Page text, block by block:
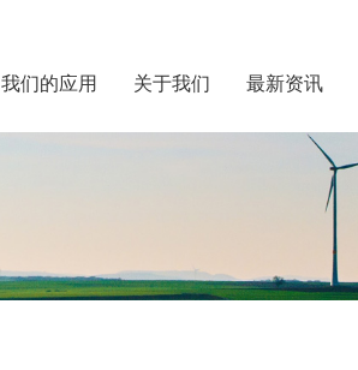
我们的应用 关于我们 最新资讯